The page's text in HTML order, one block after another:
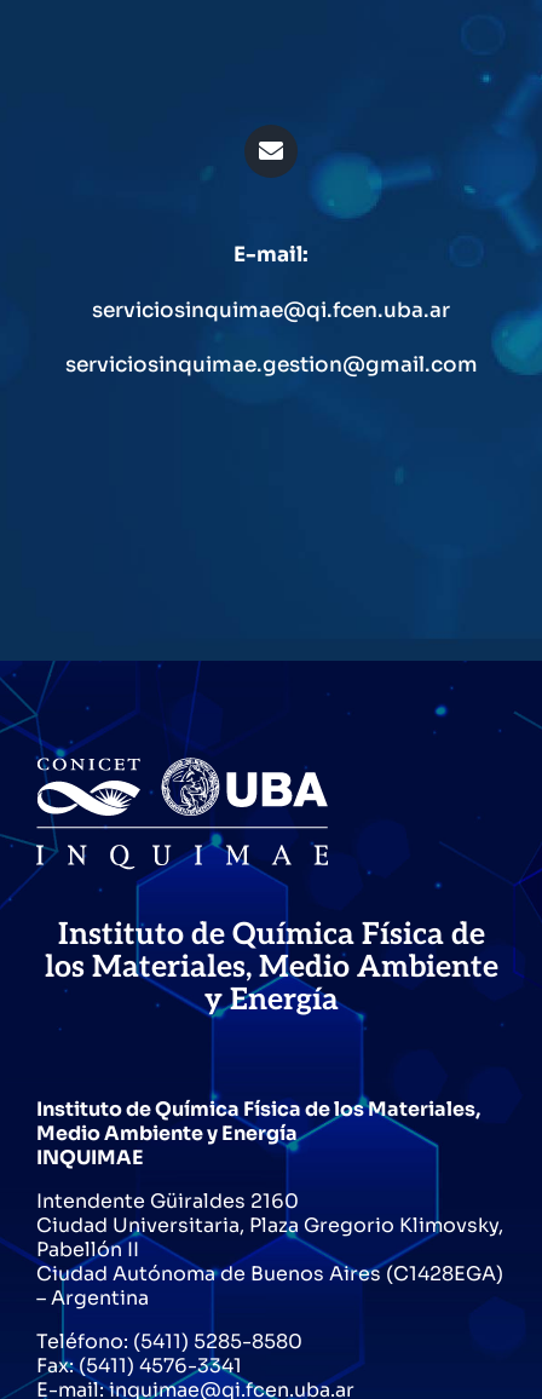
E-mail:
serviciosinquimae@qi.fcen.uba.ar
serviciosinquimae.gestion@gmail.com
Instituto de Química Física de
los Materiales, Medio Ambiente
y Energía
Instituto de Química Física de los Materiales,
Medio Ambiente y Energía
INQUIMAE
Intendente Güiraldes 2160
Ciudad Universitaria, Plaza Gregorio Klimovsky,
Pabellón II
Ciudad Autónoma de Buenos Aires (C1428EGA)
– Argentina
Teléfono: (5411) 5285-8580
Fax: (5411) 4576-3341
E-mail: inquimae@qi.fcen.uba.ar